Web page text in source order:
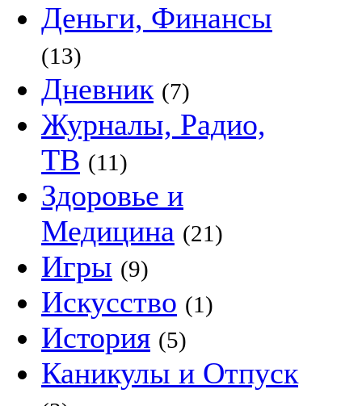
Деньги, Финансы
(13)
Дневник (7)
Журналы, Радио,
ТВ (11)
Здоровье и
Медицина (21)
Игры (9)
Искусство (1)
История (5)
Каникулы и Отпуск